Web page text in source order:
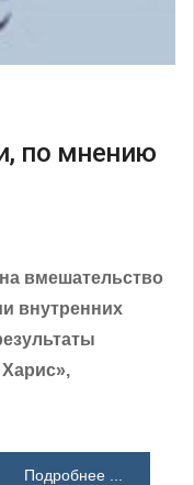
по мнению
вмешательство
внутренних
Подробнее ...